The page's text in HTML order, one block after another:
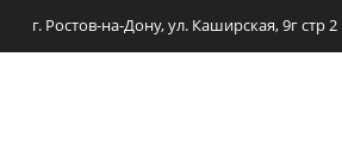
г. Ростов-на-Дону, ул. Каширская, 9г стр 2